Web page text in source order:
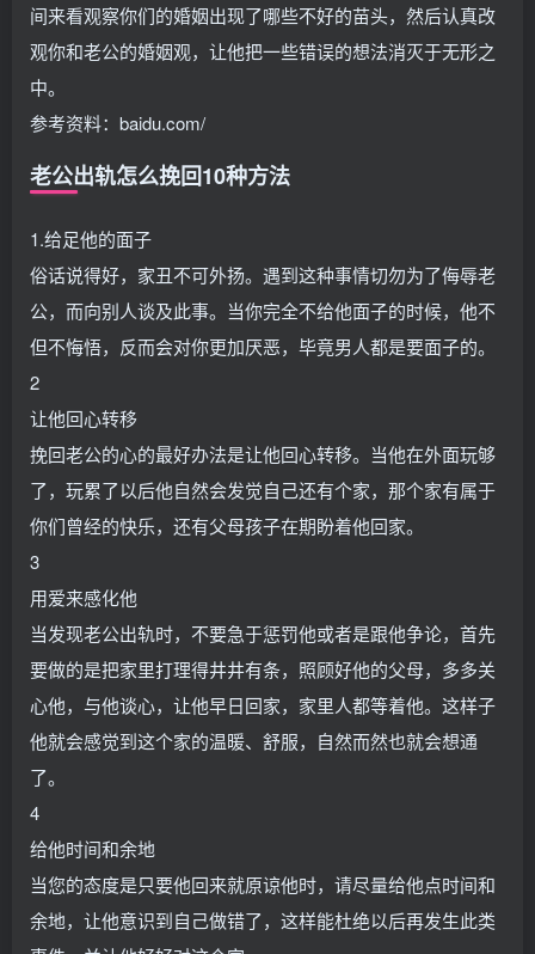
间来看观察你们的婚姻出现了哪些不好的苗头，然后认真改
观你和老公的婚姻观，让他把一些错误的想法消灭于无形之
中。
参考资料：baidu.com/
老公出轨怎么挽回10种方法
1.给足他的面子
俗话说得好，家丑不可外扬。遇到这种事情切勿为了侮辱老
公，而向别人谈及此事。当你完全不给他面子的时候，他不
但不悔悟，反而会对你更加厌恶，毕竟男人都是要面子的。
2
让他回心转移
挽回老公的心的最好办法是让他回心转移。当他在外面玩够
了，玩累了以后他自然会发觉自己还有个家，那个家有属于
你们曾经的快乐，还有父母孩子在期盼着他回家。
3
用爱来感化他
当发现老公出轨时，不要急于惩罚他或者是跟他争论，首先
要做的是把家里打理得井井有条，照顾好他的父母，多多关
心他，与他谈心，让他早日回家，家里人都等着他。这样子
他就会感觉到这个家的温暖、舒服，自然而然也就会想通
了。
4
给他时间和余地
当您的态度是只要他回来就原谅他时，请尽量给他点时间和
余地，让他意识到自己做错了，这样能杜绝以后再发生此类